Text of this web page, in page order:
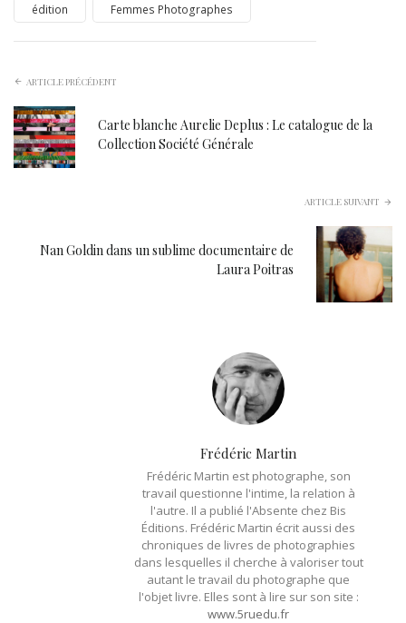
édition Femmes Photographes
ARTICLE PRÉCÉDENT
Carte blanche Aurelie Deplus : Le catalogue de la
Collection Société Générale
ARTICLE SUIVANT
Nan Goldin dans un sublime documentaire de
Laura Poitras
Frédéric Martin
Frédéric Martin est photographe, son
travail questionne l'intime, la relation à
l'autre. Il a publié l'Absente chez Bis
Éditions. Frédéric Martin écrit aussi des
chroniques de livres de photographies
dans lesquelles il cherche à valoriser tout
autant le travail du photographe que
l'objet livre. Elles sont à lire sur son site :
www.5ruedu.fr